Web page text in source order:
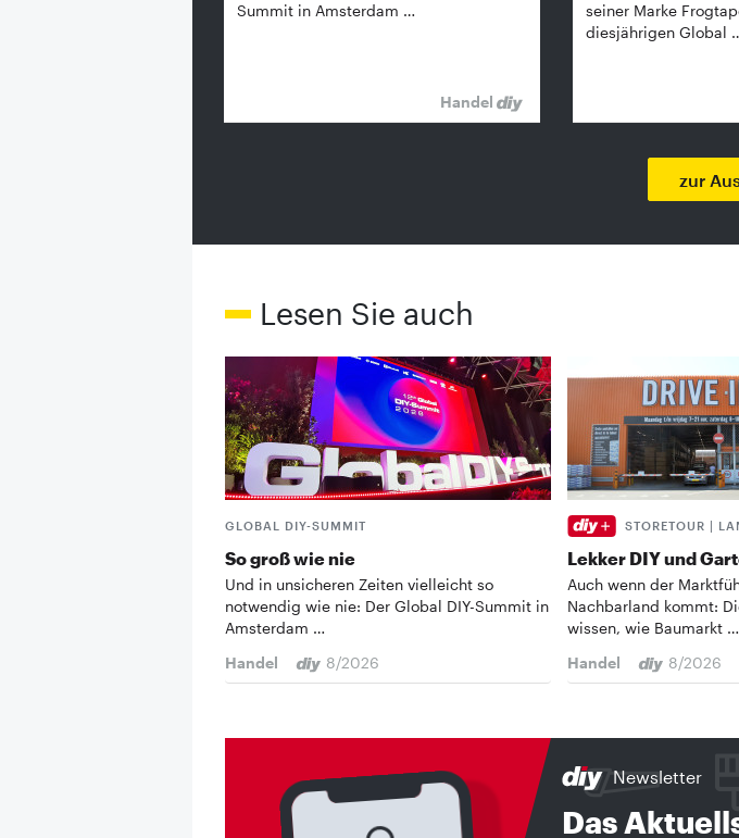
Summit in Amsterdam …
Handel
seiner Marke
diesjährigen Global
zur
Lesen Sie auch
GLOBAL DIY-SUMMIT
So groß wie nie
Und in unsicheren Zeiten vielleicht so
notwendig wie nie: Der Global DIY-Summit in
Amsterdam …
Handel
8/2026
STORETOUR |
Lekker DIY und
Auch wenn der
Nachbarland kommt:
wissen, wie Baumarkt …
Handel
8/2026
Newsletter
Das